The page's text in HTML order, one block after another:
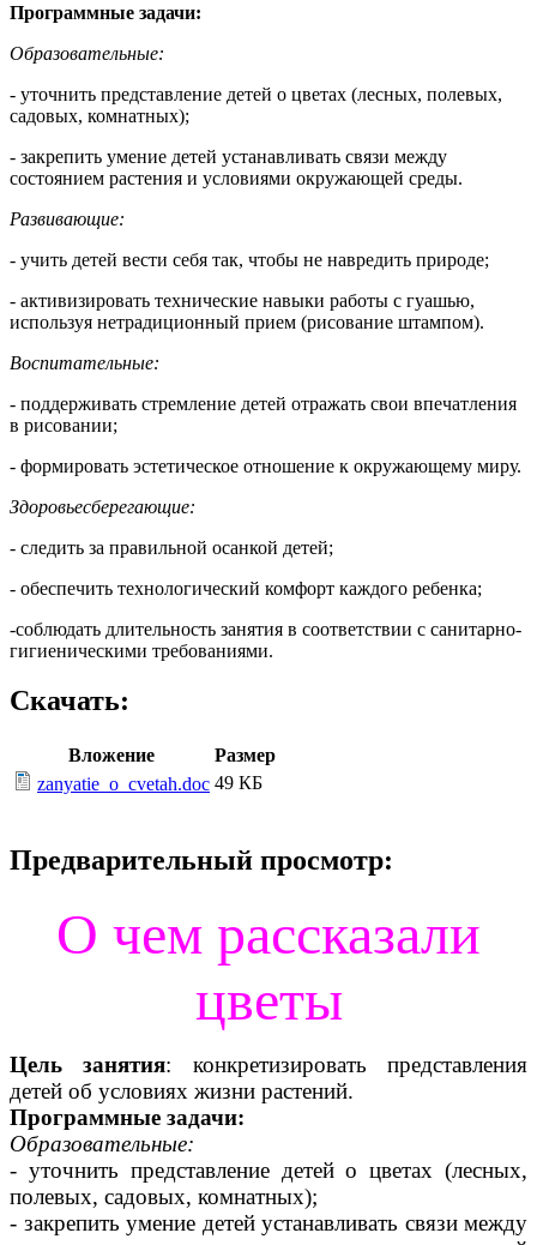
Программные задачи:
Образовательные:
- уточнить представление детей о цветах (лесных, полевых,
садовых, комнатных);
- закрепить умение детей устанавливать связи между
состоянием растения и условиями окружающей среды.
Развивающие:
- учить детей вести себя так, чтобы не навредить природе;
- активизировать технические навыки работы с гуашью,
используя нетрадиционный прием (рисование штампом).
Воспитательные:
- поддерживать стремление детей отражать свои впечатления
в рисовании;
- формировать эстетическое отношение к окружающему миру.
Здоровьесберегающие:
- следить за правильной осанкой детей;
- обеспечить технологический комфорт каждого ребенка;
-соблюдать длительность занятия в соответствии с санитарно-
гигиеническими требованиями.
Скачать:
Вложение
Размер
zanyatie_o_cvetah.doc 49 КБ
Предварительный просмотр:
О чем рассказали
цветы
Цель занятия: конкретизировать представления
детей об условиях жизни растений.
Программные задачи:
Образовательные:
- уточнить представление детей о цветах (лесных,
полевых, садовых, комнатных);
- закрепить умение детей устанавливать связи между